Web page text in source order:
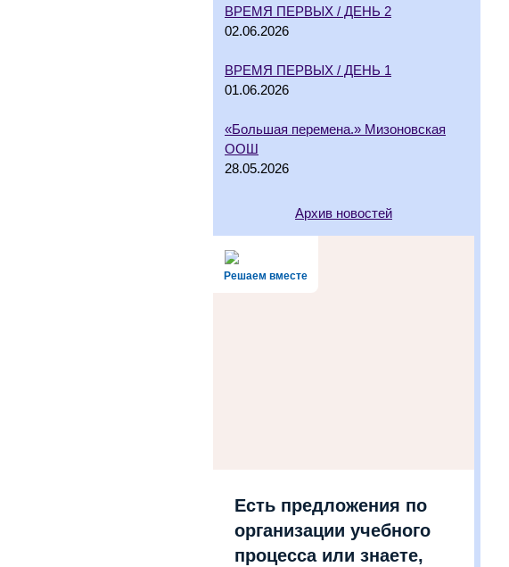
ВРЕМЯ ПЕРВЫХ / ДЕНЬ 2
02.06.2026
ВРЕМЯ ПЕРВЫХ / ДЕНЬ 1
01.06.2026
«Большая перемена.» Мизоновская
ООШ
28.05.2026
Архив новостей
Решаем вместе
Есть предложения по
организации учебного
процесса или знаете,